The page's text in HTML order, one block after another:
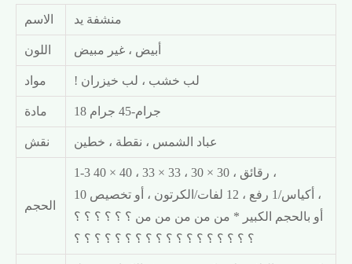
الاسم منشفة يد
اللون أبيض ، غير مبيض
مواد ! لب خشب ، لب خيزران
مادة 18 جرام-45 جرام
نقش عباد الشمس ، نقطة ، خطين
الحجم
1-3 رقائق ، 30 × 30 ، 33 × 33 ، 40 × 40 ،
10 أكياس/1 رفع ، 12 لفات/الكرتون ، أو تخصيص ،
أو بالحجم الكبير * من من من من من ؟ ؟ ؟ ؟ ؟ ؟
؟ ؟ ؟ ؟ ؟ ؟ ؟ ؟ ؟ ؟ ؟ ؟ ؟ ؟ ؟ ؟ ؟ ؟